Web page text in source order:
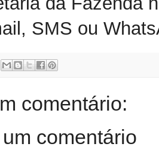
SMS ou
comentário:
comentário